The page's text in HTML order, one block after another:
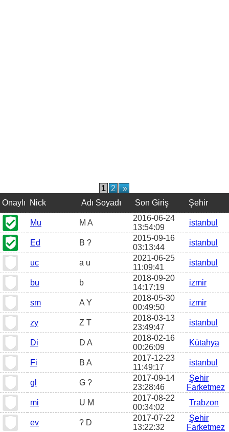
1 2 »
Onaylı
Nick Adı Soyadı Son Giriş Şehir
Mu M A
2016-06-24
13:54:09
istanbul
Ed B ?
2015-09-16
03:13:44
istanbul
uc a u
2021-06-25
11:09:41
istanbul
bu b
2018-09-20
14:17:19
izmir
sm A Y
2018-05-30
00:49:50
izmir
zy Z T
2018-03-13
23:49:47
istanbul
Di D A
2018-02-16
00:26:09
Kütahya
Fi B A
2017-12-23
11:49:17
istanbul
gl G ?
2017-09-14
23:28:46
Şehir
Farketmez
mi
U M
2017-08-22
00:34:02
Trabzon
ev ? D
2017-07-22
13:22:32
Şehir
Farketmez